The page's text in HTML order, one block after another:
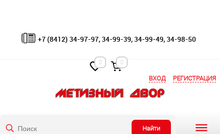
ВХОД РЕГИСТРАЦИЯ
Найти
+7 (8412) 34-97-97, 34-99-39, 34-99-49, 34-98-50
0 0